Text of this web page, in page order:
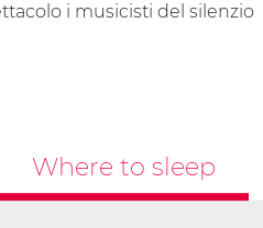
i musicisti del silenzio
Where to sleep